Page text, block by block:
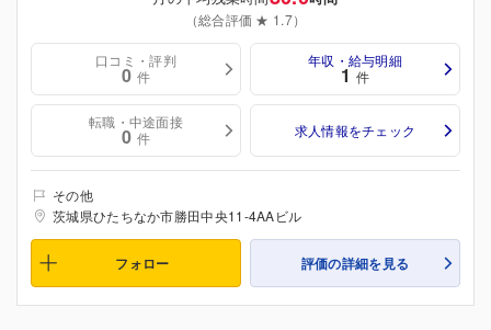
（総合評価 ★ 1.7）
口コミ・評判
0 件
年収・給与明細
1 件
転職・中途面接
0 件 求人情報をチェック
その他
茨城県ひたちなか市勝田中央11-4AAビル
フォロー 評価の詳細を見る